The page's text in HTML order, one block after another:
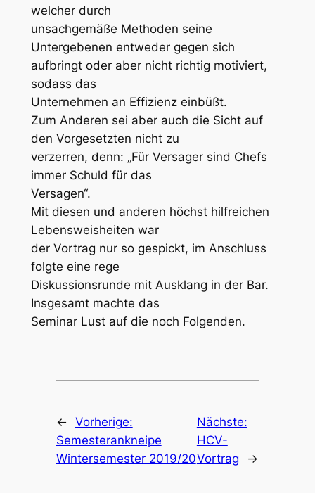
welcher durch
unsachgemäße Methoden seine
Untergebenen entweder gegen sich
aufbringt oder aber nicht richtig motiviert,
sodass das
Unternehmen an Effizienz einbüßt.
Zum Anderen sei aber auch die Sicht auf
den Vorgesetzten nicht zu
verzerren, denn: „Für Versager sind Chefs
immer Schuld für das
Versagen“.
Mit diesen und anderen höchst hilfreichen
Lebensweisheiten war
der Vortrag nur so gespickt, im Anschluss
folgte eine rege
Diskussionsrunde mit Ausklang in der Bar.
Insgesamt machte das
Seminar Lust auf die noch Folgenden.
← Vorherige:
Semesterankneipe
Wintersemester 2019/20
Nächste:
HCV-
Vortrag
→